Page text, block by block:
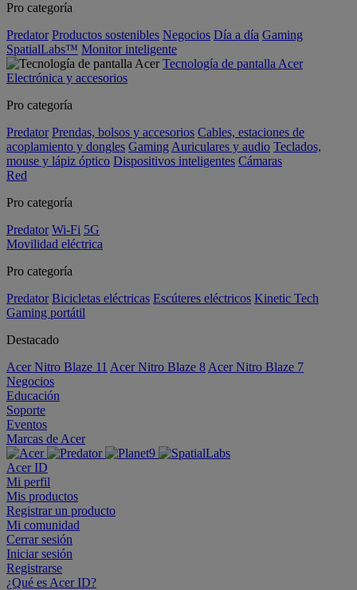
Pro categoría
Predator Productos sostenibles Negocios Día a día Gaming
SpatialLabs™ Monitor inteligente
Tecnología de pantalla Acer
Electrónica y accesorios
Pro categoría
Predator Prendas, bolsos y accesorios Cables, estaciones de
acoplamiento y dongles Gaming Auriculares y audio Teclados,
mouse y lápiz óptico Dispositivos inteligentes Cámaras
Red
Pro categoría
Predator Wi-Fi 5G
Movilidad eléctrica
Pro categoría
Predator Bicicletas eléctricas Escúteres eléctricos Kinetic Tech
Gaming portátil
Destacado
Acer Nitro Blaze 11 Acer Nitro Blaze 8 Acer Nitro Blaze 7
Negocios
Educación
Soporte
Eventos
Marcas de Acer
Acer ID
Mi perfil
Mis productos
Registrar un producto
Mi comunidad
Cerrar sesión
Iniciar sesión
Registrarse
¿Qué es Acer ID?